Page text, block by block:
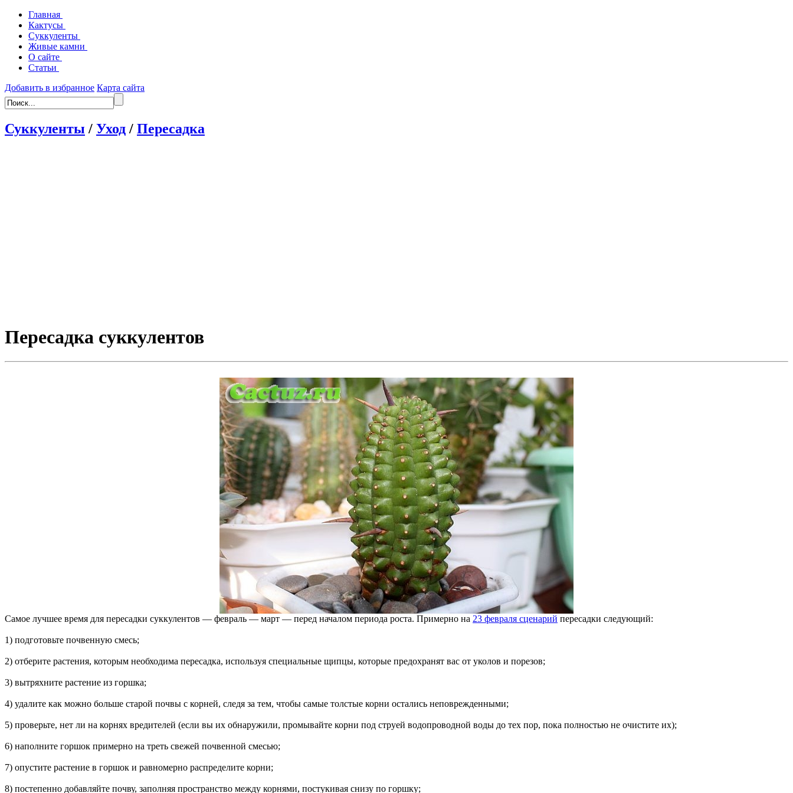
Главная
Кактусы
Суккуленты
Живые камни
О сайте
Статьи
Добавить в избранное Карта сайта
Суккуленты / Уход / Пересадка
Пересадка суккулентов
Самое лучшее время для пересадки суккулентов — февраль — март — перед началом периода роста. Примерно на 23 февраля сценарий пересадки следующий:
1) подготовьте почвенную смесь;
2) отберите растения, которым необходима пересадка, используя специальные щипцы, которые предохранят вас от уколов и порезов;
3) вытряхните растение из горшка;
4) удалите как можно больше старой почвы с корней, следя за тем, чтобы самые толстые корни остались неповрежденными;
5) проверьте, нет ли на корнях вредителей (если вы их обнаружили, промывайте корни под струей водопроводной воды до тех пор, пока полностью не очистите их);
6) наполните горшок примерно на треть свежей почвенной смесью;
7) опустите растение в горшок и равномерно распределите корни;
8) постепенно добавляйте почву, заполняя пространство между корнями, постукивая снизу по горшку;